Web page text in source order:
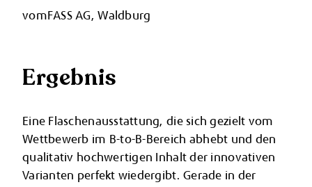
vomFASS AG, Waldburg
Ergebnis
Eine Flaschenausstattung, die sich gezielt vom
Wettbewerb im B-to-B-Bereich abhebt und den
qualitativ hochwertigen Inhalt der innovativen
Varianten perfekt wiedergibt. Gerade in der